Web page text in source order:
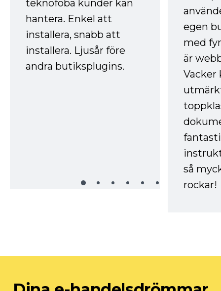
teknofoba kunder kan
hantera. Enkel att
installera, snabb att
installera. Ljusår före
andra butiksplugins.
egen
med
är
Vacker
så
rockar!